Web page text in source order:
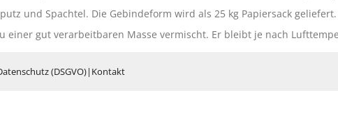
und Spachtel. Die Gebindeform wird als 25 kg Papiersack
einer gut verarbeitbaren Masse vermischt. Er bleibt je nach
(DSGVO)| Kontakt